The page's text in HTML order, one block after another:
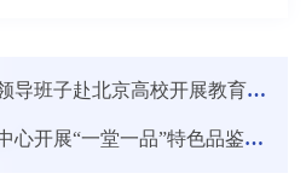
子赴北京高校开展教育思想大讨论专题调研
开展“一堂一品”特色品鉴活动